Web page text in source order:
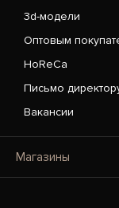
3d-модели
Оптовым
HoReCa
Письмо
Вакансии
Магазины